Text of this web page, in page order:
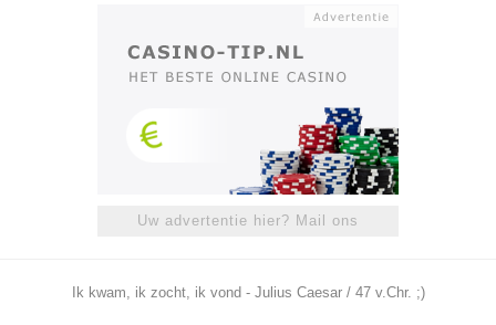
Uw advertentie hier? Mail ons
Ik kwam, ik zocht, ik vond - Julius Caesar / 47 v.Chr. ;)